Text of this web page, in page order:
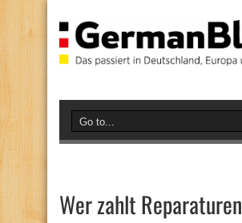
Wer zahlt Reparaturen